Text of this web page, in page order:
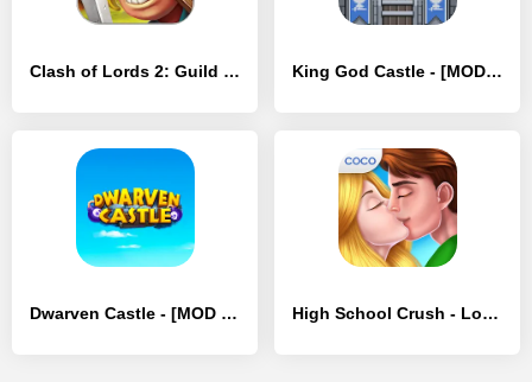
Clash of Lords 2: Guild Castle - [MOD Бесконечные монеты] King God Castle - [MOD Много монет]
Dwarven Castle - [MOD Бесконечные деньги] High School Crush - Love Story